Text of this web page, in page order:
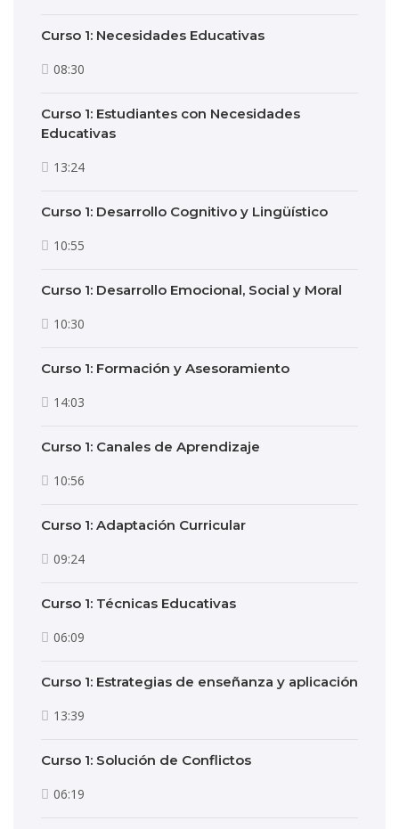
Curso 1: Necesidades Educativas
08:30
Curso 1: Estudiantes con Necesidades
Educativas
13:24
Curso 1: Desarrollo Cognitivo y Lingüístico
10:55
Curso 1: Desarrollo Emocional, Social y Moral
10:30
Curso 1: Formación y Asesoramiento
14:03
Curso 1: Canales de Aprendizaje
10:56
Curso 1: Adaptación Curricular
09:24
Curso 1: Técnicas Educativas
06:09
Curso 1: Estrategias de enseñanza y aplicación
13:39
Curso 1: Solución de Conflictos
06:19